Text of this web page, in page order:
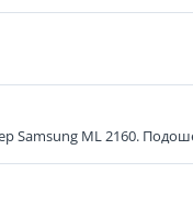
ML 2160.